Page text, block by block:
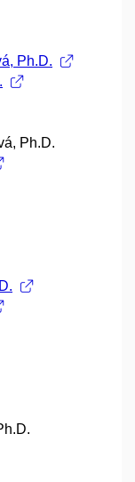
Ph.D.
Ph.D.